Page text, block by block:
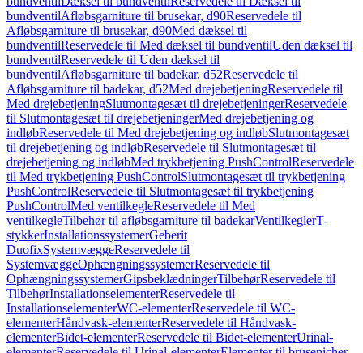
bundventilAfløbsgarniture til brusekar, d90Reservedele til
Afløbsgarniture til brusekar, d90Med dæksel til
bundventilReservedele til Med dæksel til bundventilUden dæksel til
bundventilReservedele til Uden dæksel til
bundventilAfløbsgarniture til badekar, d52Reservedele til
Afløbsgarniture til badekar, d52Med drejebetjeningReservedele til
Med drejebetjeningSlutmontagesæt til drejebetjeningerReservedele
til Slutmontagesæt til drejebetjeningerMed drejebetjening og
indløbReservedele til Med drejebetjening og indløbSlutmontagesæt
til drejebetjening og indløbReservedele til Slutmontagesæt til
drejebetjening og indløbMed trykbetjening PushControlReservedele
til Med trykbetjening PushControlSlutmontagesæt til trykbetjening
PushControlReservedele til Slutmontagesæt til trykbetjening
PushControlMed ventilkegleReservedele til Med
ventilkegleTilbehør til afløbsgarniture til badekarVentilkeglerT-
stykkerInstallationssystemerGeberit
DuofixSystemvæggeReservedele til
SystemvæggeOphængningssystemerReservedele til
OphængningssystemerGipsbeklædningerTilbehørReservedele til
TilbehørInstallationselementerReservedele til
InstallationselementerWC-elementerReservedele til WC-
elementerHåndvask-elementerReservedele til Håndvask-
elementerBidet-elementerReservedele til Bidet-elementerUrinal-